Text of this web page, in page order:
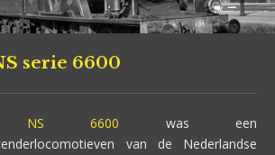
serie 6600
NS 6600 was een
van de Nederlandse